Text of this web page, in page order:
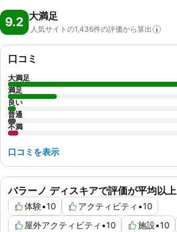
9.2 大満足
人気サイトの1,436件の評価から算出
バラーノ ディスキアで評価が平均以上
体験•10 アクティビティ •10
屋外アクティビティ •10 施設•10
口コミ
大満足
満足
良い
普通
不満
口コミを表示